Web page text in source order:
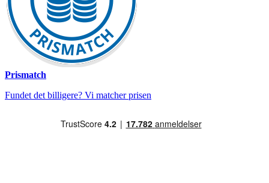
Prismatch
Fundet det billigere? Vi matcher prisen